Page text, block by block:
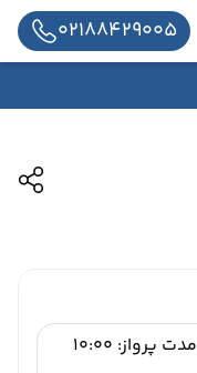
02188429005
مدت پرواز: 10:00